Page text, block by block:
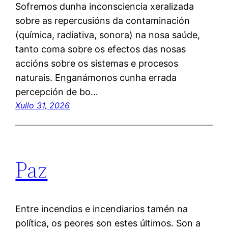
Sofremos dunha inconsciencia xeralizada
sobre as repercusións da contaminación
(química, radiativa, sonora) na nosa saúde,
tanto coma sobre os efectos das nosas
accións sobre os sistemas e procesos
naturais. Enganámonos cunha errada
percepción de bo…
Xullo 31, 2026
Paz
Entre incendios e incendiarios tamén na
política, os peores son estes últimos. Son a